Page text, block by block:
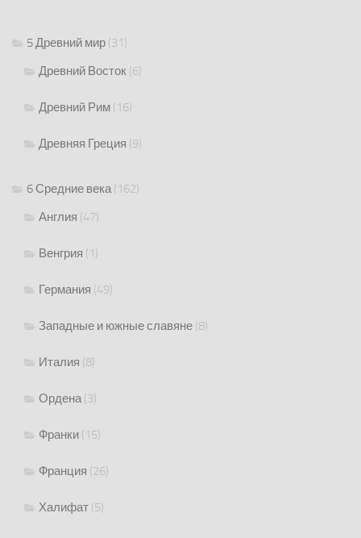
5 Древний мир (31)
Древний Восток (6)
Древний Рим (16)
Древняя Греция (9)
6 Средние века(162)
Англия (47)
Венгрия (1)
Германия (49)
Западные и южные славяне (8)
Италия (8)
Ордена(3)
Франки (15)
Франция (26)
Халифат (5)